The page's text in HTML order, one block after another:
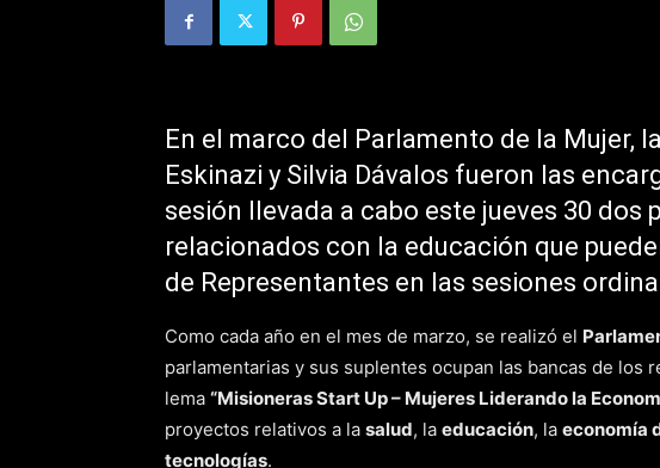
En el marco del Parlamento de la Mujer,
Eskinazi y Silvia Dávalos fueron las
sesión llevada a cabo este jueves 30 dos
relacionados con la educación que
de Representantes en las sesiones
Como cada año en el mes de marzo, se realizó el
parlamentarias y sus suplentes ocupan las bancas de los
lema “Misioneras Start Up – Mujeres Liderando la
proyectos relativos a la salud, la educación, la economía
tecnologías.